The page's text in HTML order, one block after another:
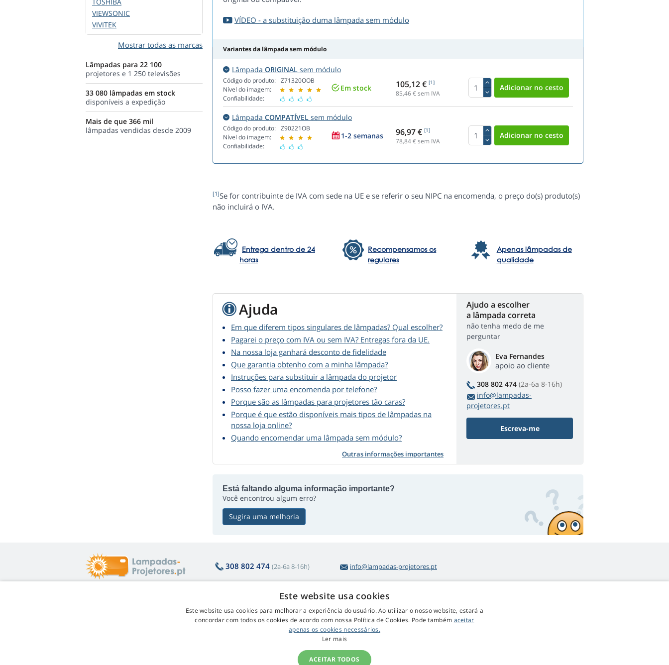
VÍDEO - a substituição duma lâmpada sem módulo
Variantes da lâmpada sem módulo
Lâmpada ORIGINAL sem módulo
Código do produto:
Nível do imagem:
Confiabilidade:
Z71320OOB
Em stock 105,12 € [1]
85,46€ sem IVA
Lâmpada COMPATÍVEL sem módulo
Código do produto:
Nível do imagem:
Confiabilidade:
Z90221OB
1-2 semanas 96,97 € [1]
78,84€ sem IVA
[1]Se for contribuinte de IVA com sede na UE e se referir o seu NIPC na encomenda, o preço do(s) produto(s)
não incluirá o IVA.
Entrega dentro de 24
horas
Recompensamos os
regulares
Apenas lâmpadas de
qualidade
Ajuda
Em que diferem tipos singulares de lâmpadas? Qual escolher?
Pagarei o preço com IVA ou sem IVA? Entregas fora da UE.
Na nossa loja ganhará desconto de fidelidade
Que garantia obtenho com a minha lâmpada?
Instruções para substituir a lâmpada do projetor
Posso fazer uma encomenda por telefone?
Porque são as lâmpadas para projetores tão caras?
Porque é que estão disponíveis mais tipos de lâmpadas na
nossa loja online?
Quando encomendar uma lâmpada sem módulo?
Outras informações importantes
Ajudo a escolher
a lâmpada correta
não tenha medo de me
perguntar
Eva Fernandes
apoio ao cliente
308 802 474 (2a-6a 8-16h)
info@lampadas-
projetores.pt
Escreva-me
Está faltando alguma informação importante?
Você encontrou algum erro?
Sugira uma melhoria
VIEWSONIC
VIVITEK
Mostrar todas as marcas
Lâmpadas para 22 100
projetores e 1 250 televisões
33 080 lâmpadas em stock
disponíveis a expedição
Mais de que 366 mil
lâmpadas vendidas desde 2009
308 802 474 (2a-6a 8-16h) info@lampadas-projetores.pt
Sobre a compra
Devoluções e Reclamações
Devolução fácil de artigos
Procedimento de reclamação
Web Retail s.r.o.
Contactos
GDPR
Este website usa cookies
Este website usa cookies para melhorar a experiência do usuário. Ao utilizar o nosso website, estará a
concordar com todos os cookies de acordo com nossa Política de Cookies. Pode também aceitar
apenas os cookies necessários.
Ler mais
ACEITAR TODOS